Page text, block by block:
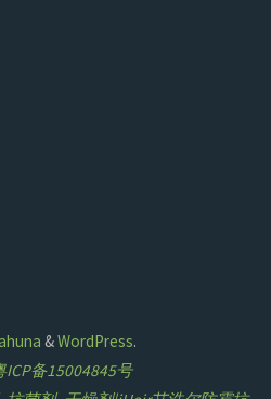
&WordPress.
ICP备15004845号